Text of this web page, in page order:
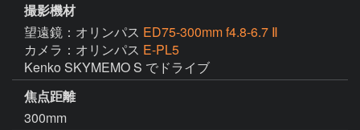
撮影機材
望遠鏡：オリンパス ED75-300mm f4.8-6.7 Ⅱ
カメラ：オリンパス E-PL5
Kenko SKYMEMO S でドライブ
焦点距離
300mm